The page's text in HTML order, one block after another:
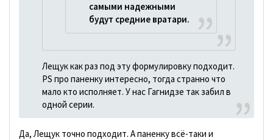
самыми надежными
будут средние вратари.
Лещук как раз под эту формулировку подходит.
PS про паненку интересно, тогда странно что
мало кто исполняет. У нас Гагнидзе так забил в
одной серии.
Да, Лещук точно подходит. А паненку всё-таки и